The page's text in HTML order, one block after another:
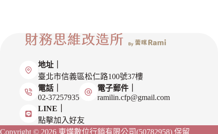
地址｜
臺北市信義區松仁路100號37樓
電話｜
02-37257935
電子郵件｜
ramilin.cfp@gmail.com
LINE｜
點擊加入好友
Copyright © 2026 東燁數位行銷有限公司(50782958) 保留